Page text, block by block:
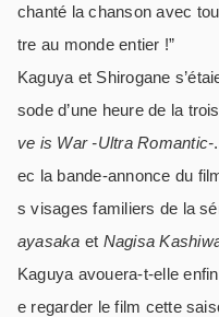
chanté la chanson avec
tre au monde entier !”
Kaguya et Shirogane
sode d’une heure de la
ve is War -Ultra Romantic-
ec la bande-annonce du
s visages familiers de la
ayasaka et Nagisa
Kaguya avouera-t-elle
e regarder le film cette